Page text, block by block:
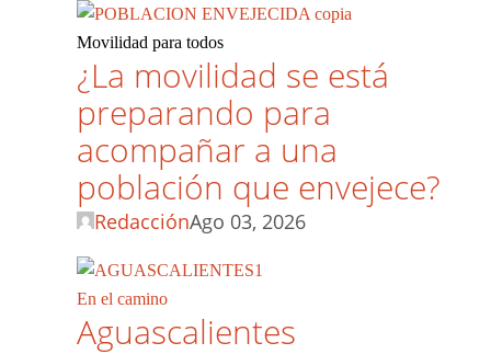
Movilidad para todos
¿La movilidad se está
preparando para
acompañar a una
población que envejece?
RedacciónAgo 03, 2026
En el camino
Aguascalientes